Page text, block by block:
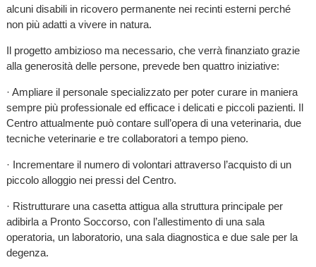
alcuni disabili in ricovero permanente nei recinti esterni perché
non più adatti a vivere in natura.
Il progetto ambizioso ma necessario, che verrà finanziato grazie
alla generosità delle persone, prevede ben quattro iniziative:
· Ampliare il personale specializzato per poter curare in maniera
sempre più professionale ed efficace i delicati e piccoli pazienti. Il
Centro attualmente può contare sull’opera di una veterinaria, due
tecniche veterinarie e tre collaboratori a tempo pieno.
· Incrementare il numero di volontari attraverso l’acquisto di un
piccolo alloggio nei pressi del Centro.
· Ristrutturare una casetta attigua alla struttura principale per
adibirla a Pronto Soccorso, con l’allestimento di una sala
operatoria, un laboratorio, una sala diagnostica e due sale per la
degenza.